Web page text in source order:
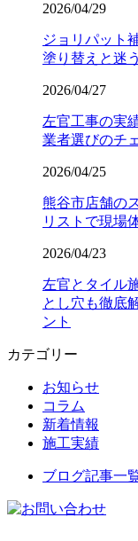
2026/04/29
ジョリパット
塗り替えと迷
2026/04/27
左官工事の実
業者選びのチ
2026/04/25
熊谷市店舗の
リストで現場
2026/04/23
左官とタイル
とし穴も徹底
ント
カテゴリー
お知らせ
コラム
新着情報
施工実績
ブログ記事一